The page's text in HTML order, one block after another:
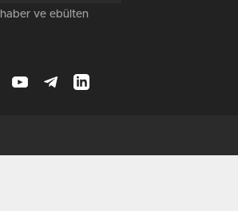
ve ebülten